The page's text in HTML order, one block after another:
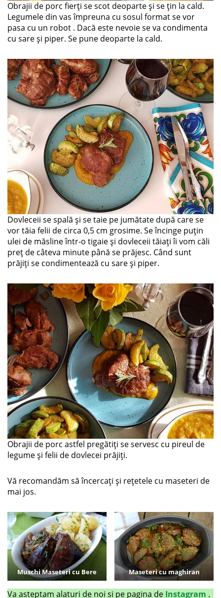
Obrajii de porc fierți se scot deoparte și se țin la cald.
Legumele din vas împreuna cu sosul format se vor
pasa cu un robot . Dacă este nevoie se va condimenta
cu sare și piper. Se pune deoparte la cald.
Dovleceii se spală și se taie pe jumătate după care se
vor tăia felii de circa 0,5 cm grosime. Se încinge puțin
ulei de măsline într-o tigaie și dovleceii tăiați îi vom căli
preț de câteva minute până se prăjesc. Când sunt
prăjiți se condimentează cu sare și piper.
Obrajii de porc astfel pregătiți se servesc cu pireul de
legume și felii de dovlecei prăjiți.
Vă recomandăm să încercați și rețetele cu maseteri de
mai jos.
Muschi Maseteri cu Bere Maseteri cu maghiran
Va asteptam alaturi de noi si pe pagina de Instagram .